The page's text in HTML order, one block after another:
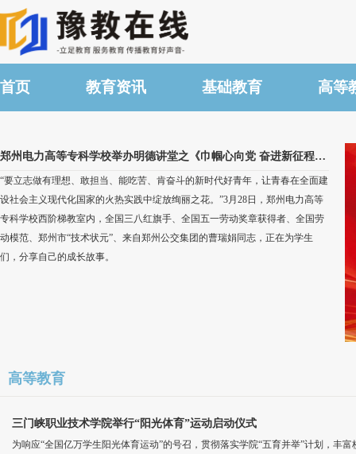
首页 教育资讯 基础教育 高等
郑州电力高等专科学校举办明德讲堂之《巾帼心向党 奋进新征程》劳模精神专题讲座
“要立志做有理想、敢担当、能吃苦、肯奋斗的新时代好青年，让青春在全面建
设社会主义现代化国家的火热实践中绽放绚丽之花。”3月28日，郑州电力高等
专科学校西阶梯教室内，全国三八红旗手、全国五一劳动奖章获得者、全国劳
动模范、郑州市“技术状元”、来自郑州公交集团的曹瑞娟同志，正在为学生
们，分享自己的成长故事。
高等教育
三门峡职业技术学院举行“阳光体育”运动启动仪式
为响应“全国亿万学生阳光体育运动”的号召，贯彻落实学院“五育并举”计划，丰